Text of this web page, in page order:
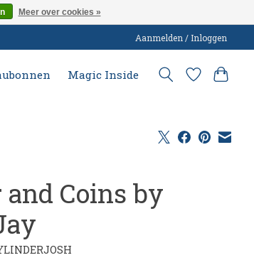
Aanmelden / Inloggen
Magic Inside
Coins by
Meer over cookies »